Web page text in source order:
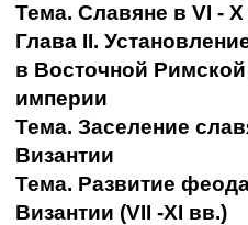
Тема. Славяне в VI - X
Глава II.
в Восточной
империи
Тема. Заселение
Византии
Тема. Развитие
Византии (VII -XI вв.)